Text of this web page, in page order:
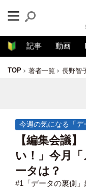
記事 動画
TOP 著者一覧 長野智
今週の気になる「デ
【編集会議
い！」今月
ータは？
#1「データの裏側」